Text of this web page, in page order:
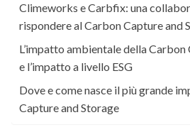
Climeworks e Carbfix: una
rispondere al Carbon Capture and
L’impatto ambientale della
e l’impatto a livello ESG
Dove e come nasce il più grande
Capture and Storage